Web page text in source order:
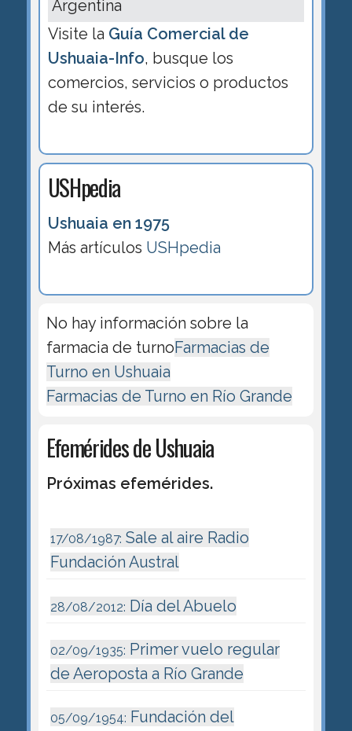
Argentina
Visite la Guía Comercial de
Ushuaia-Info, busque los
comercios, servicios o productos
de su interés.
USHpedia
Ushuaia en 1975
Más artículos USHpedia
No hay información sobre la
farmacia de turnoFarmacias de
Turno en Ushuaia
Farmacias de Turno en Río Grande
Efemérides de Ushuaia
Próximas efemérides.
17/08/1987: Sale al aire Radio
Fundación Austral
28/08/2012: Día del Abuelo
02/09/1935: Primer vuelo regular
de Aeroposta a Río Grande
05/09/1954: Fundación del